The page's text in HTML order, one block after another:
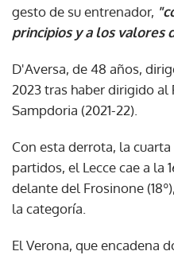
gesto de su entrenador,
principios y a los valores
D'Aversa, de 48 años,
2023 tras haber dirigido al
Sampdoria (2021-22).
Con esta derrota, la
partidos, el Lecce cae a la
delante del Frosinone
la categoría.
El Verona, que encadena